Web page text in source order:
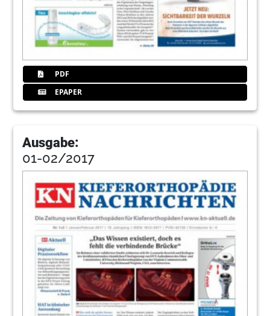
PDF
EPAPER
Ausgabe:
01-02/2017